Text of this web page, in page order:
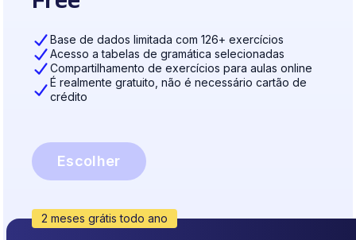
Base de dados limitada com 126+ exercícios
Acesso a tabelas de gramática selecionadas
Compartilhamento de exercícios para aulas online
É realmente gratuito, não é necessário cartão de
crédito
Escolher
2 meses grátis todo ano